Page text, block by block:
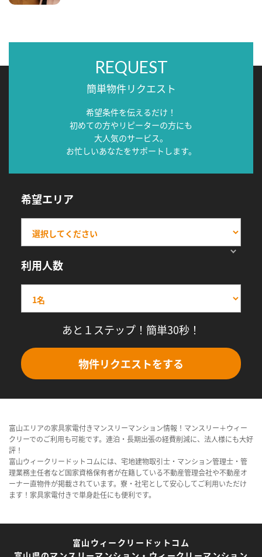
REQUEST
簡単物件リクエスト
希望条件を伝えるだけ！
初めての方やリピーターの方にも
大人気のサービス。
お忙しいあなたをサポートします。
希望エリア
利用人数
あと１ステップ！簡単30秒！
物件リクエストをする
富山エリアの家具家電付きマンスリーマンション情報！マンスリー＋ウィー
クリーでのご利用も可能です。連泊・長期出張の経費削減に、法人様にも大好
評！
富山ウィークリードットコムには、宅地建物取引士・マンション管理士・管
理業務主任者など国家資格保有者が在籍している不動産管理会社や不動産オ
ーナー直物件が掲載されています。寮・社宅として安心してご利用いただけ
ます！家具家電付きで単身赴任にも便利です。
富山ウィークリードットコム